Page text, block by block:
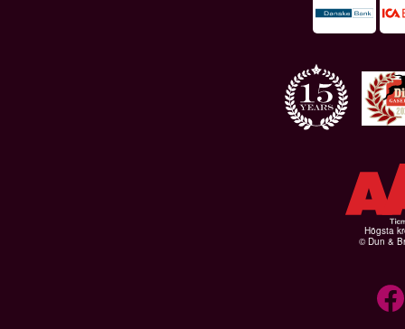
Högsta
© Dun &